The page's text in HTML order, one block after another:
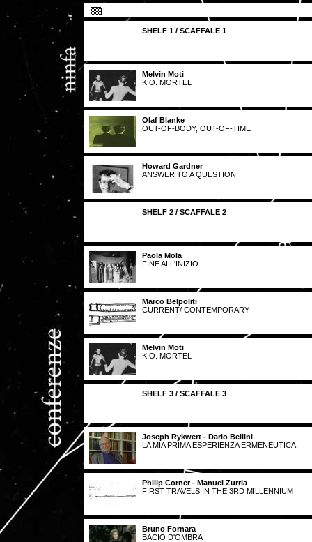
SHELF 1 / SCAFFALE 1
Melvin Moti
K.O. MORTEL
Olaf Blanke
OUT-OF-BODY, OUT-OF-TIME
Howard Gardner
ANSWER TO A QUESTION
SHELF 2 / SCAFFALE 2
Paola Mola
FINE ALL'INIZIO
Marco Belpoliti
CURRENT/ CONTEMPORARY
Melvin Moti
K.O. MORTEL
SHELF 3 / SCAFFALE 3
Joseph Rykwert - Dario Bellini
LA MIA PRIMA ESPERIENZA ERMENEUTICA
Philip Corner - Manuel Zurria
FIRST TRAVELS IN THE 3RD MILLENNIUM
Bruno Fornara
BACIO D'OMBRA